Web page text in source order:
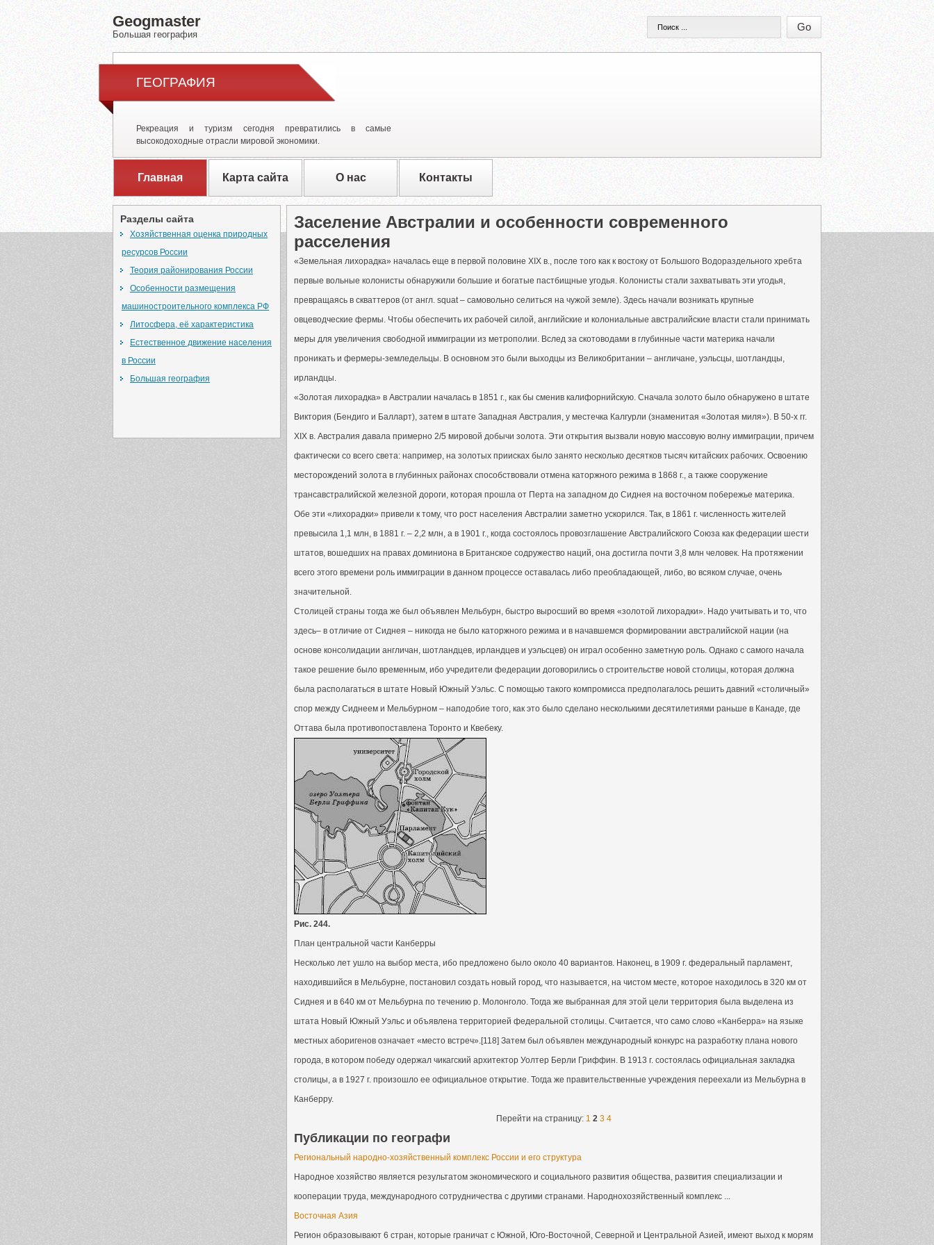
Geogmaster
Большая география
ГЕОГРАФИЯ
Рекреация и туризм сегодня превратились в самые
высокодоходные отрасли мировой экономики.
Главная Карта сайта О нас Контакты
Заселение Австралии и особенности современного
расселения
«Земельная лихорадка» началась еще в первой половине XIX в., после того как к востоку от Большого Водораздельного хребта
первые вольные колонисты обнаружили большие и богатые пастбищные угодья. Колонисты стали захватывать эти угодья,
превращаясь в скваттеров (от англ. squat – самовольно селиться на чужой земле). Здесь начали возникать крупные
овцеводческие фермы. Чтобы обеспечить их рабочей силой, английские и колониальные австралийские власти стали принимать
меры для увеличения свободной иммиграции из метрополии. Вслед за скотоводами в глубинные части материка начали
проникать и фермеры-земледельцы. В основном это были выходцы из Великобритании – англичане, уэльсцы, шотландцы,
ирландцы.
«Золотая лихорадка» в Австралии началась в 1851 г., как бы сменив калифорнийскую. Сначала золото было обнаружено в штате
Виктория (Бендиго и Балларт), затем в штате Западная Австралия, у местечка Калгурли (знаменитая «Золотая миля»). В 50-х гг.
XIX в. Австралия давала примерно 2/5 мировой добычи золота. Эти открытия вызвали новую массовую волну иммиграции, причем
фактически со всего света: например, на золотых приисках было занято несколько десятков тысяч китайских рабочих. Освоению
месторождений золота в глубинных районах способствовали отмена каторжного режима в 1868 г., а также сооружение
трансавстралийской железной дороги, которая прошла от Перта на западном до Сиднея на восточном побережье материка.
Обе эти «лихорадки» привели к тому, что рост населения Австралии заметно ускорился. Так, в 1861 г. численность жителей
превысила 1,1 млн, в 1881 г. – 2,2 млн, а в 1901 г., когда состоялось провозглашение Австралийского Союза как федерации шести
штатов, вошедших на правах доминиона в Британское содружество наций, она достигла почти 3,8 млн человек. На протяжении
всего этого времени роль иммиграции в данном процессе оставалась либо преобладающей, либо, во всяком случае, очень
значительной.
Столицей страны тогда же был объявлен Мельбурн, быстро выросший во время «золотой лихорадки». Надо учитывать и то, что
здесь– в отличие от Сиднея – никогда не было каторжного режима и в начавшемся формировании австралийской нации (на
основе консолидации англичан, шотландцев, ирландцев и уэльсцев) он играл особенно заметную роль. Однако с самого начала
такое решение было временным, ибо учредители федерации договорились о строительстве новой столицы, которая должна
была располагаться в штате Новый Южный Уэльс. С помощью такого компромисса предполагалось решить давний «столичный»
спор между Сиднеем и Мельбурном – наподобие того, как это было сделано несколькими десятилетиями раньше в Канаде, где
Оттава была противопоставлена Торонто и Квебеку.
Рис. 244.
План центральной части Канберры
Несколько лет ушло на выбор места, ибо предложено было около 40 вариантов. Наконец, в 1909 г. федеральный парламент,
находившийся в Мельбурне, постановил создать новый город, что называется, на чистом месте, которое находилось в 320 км от
Сиднея и в 640 км от Мельбурна по течению р. Молонголо. Тогда же выбранная для этой цели территория была выделена из
штата Новый Южный Уэльс и объявлена территорией федеральной столицы. Считается, что само слово «Канберра» на языке
местных аборигенов означает «место встреч».[118] Затем был объявлен международный конкурс на разработку плана нового
города, в котором победу одержал чикагский архитектор Уолтер Берли Гриффин. В 1913 г. состоялась официальная закладка
столицы, а в 1927 г. произошло ее официальное открытие. Тогда же правительственные учреждения переехали из Мельбурна в
Канберру.
Перейти на страницу: 1 2 3 4
Публикации по географи
Региональный народно-хозяйственный комплекс России и его структура
Народное хозяйство является результатом экономического и социального развития общества, развития специализации и
кооперации труда, международного сотрудничества с другими странами. Народнохозяйственный комплекс ...
Восточная Азия
Регион образовывают 6 стран, которые граничат с Южной, Юго-Восточной, Северной и Центральной Азией, имеют выход к морям
Разделы сайта
Хозяйственная оценка природных
ресурсов России
Теория районирования России
Особенности размещения
машиностроительного комплекса РФ
Литосфера, её характеристика
Естественное движение населения
в России
Большая география